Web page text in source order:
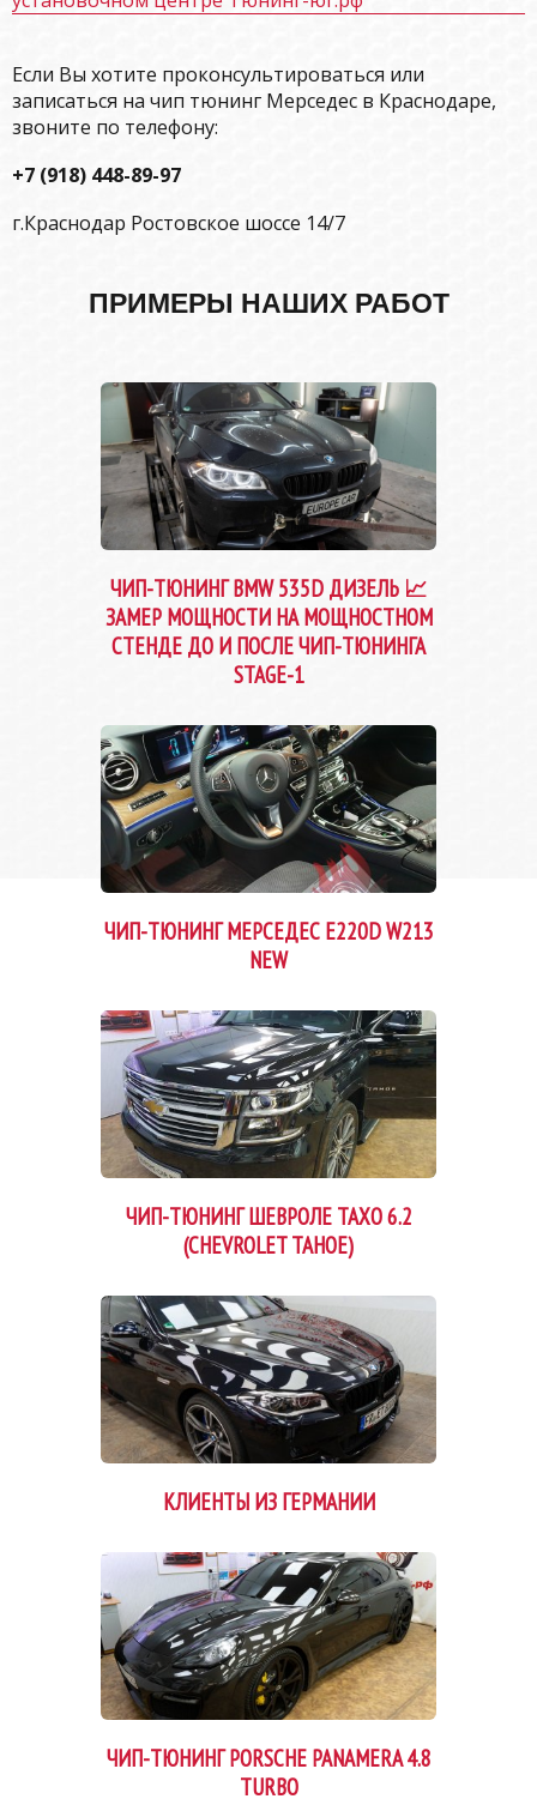
Если Вы хотите проконсультироваться или
записаться на чип тюнинг Мерседес в Краснодаре,
звоните по телефону:
+7 (918) 448-89-97
г.Краснодар Ростовское шоссе 14/7
ПРИМЕРЫ НАШИХ РАБОТ
ЧИП-ТЮНИНГ BMW 535D ДИЗЕЛЬ 📈
ЗАМЕР МОЩНОСТИ НА МОЩНОСТНОМ
СТЕНДЕ ДО И ПОСЛЕ ЧИП-ТЮНИНГА
STAGE-1
ЧИП-ТЮНИНГ МЕРСЕДЕС E220D W213
NEW
ЧИП-ТЮНИНГ ШЕВРОЛЕ ТАХО 6.2
(CHEVROLET TAHOE)
КЛИЕНТЫ ИЗ ГЕРМАНИИ
ЧИП-ТЮНИНГ PORSCHE PANAMERA 4.8
TURBO